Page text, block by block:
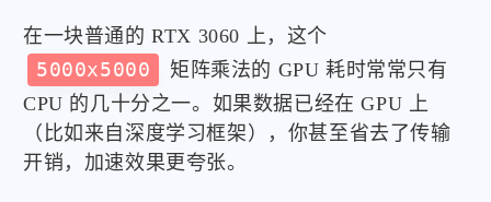
在一块普通的 RTX 3060 上，这个
5000x5000
矩阵乘法的 GPU 耗时常常只有
CPU 的几十分之一。如果数据已经在 GPU 上
（比如来自深度学习框架），你甚至省去了传输
开销，加速效果更夸张。